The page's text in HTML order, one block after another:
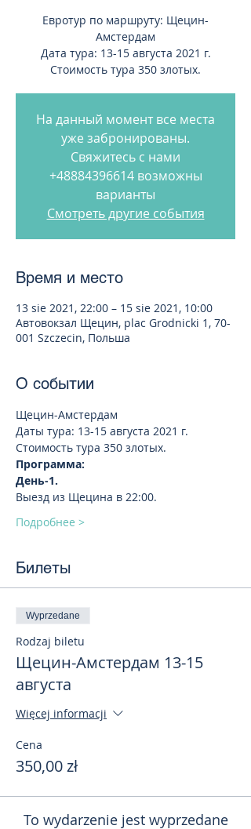
Евротур по маршруту: Щецин-
Амстердам
Дата тура: 13-15 августа 2021 г.
Стоимость тура 350 злотых.
На данный момент все места
уже забронированы.
Свяжитесь с нами
+48884396614 возможны
варианты
Смотреть другие события
Время и место
13 sie 2021, 22:00 – 15 sie 2021, 10:00
Автовокзал Щецин, plac Grodnicki 1, 70-
001 Szczecin, Польша
О событии
Щецин-Амстердам
Даты тура: 13-15 августа 2021 г.
Стоимость тура 350 злотых.
Программа:
День-1.
Выезд из Щецина в 22:00.
Подробнее >
Билеты
Wyprzedane
Rodzaj biletu
Щецин-Амстердам 13-15
августа
Więcej informacji
Cena
350,00 zł
To wydarzenie jest wyprzedane